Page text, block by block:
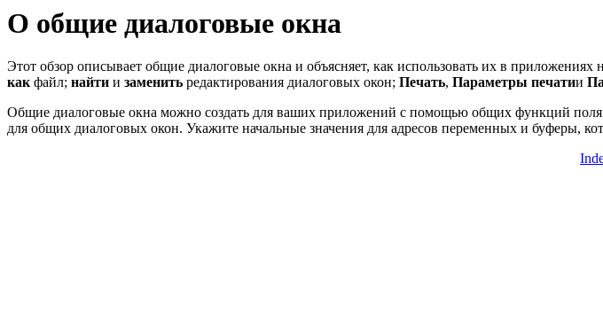
О общие диалоговые окна
Этот обзор описывает общие диалоговые окна и объясняет, как использовать их в
какфайл; найти и заменить редактирования диалоговых окон; Печать, Параметры печатии
Общие диалоговые окна можно создать для ваших приложений с помощью общих функций
для общих диалоговых окон. Укажите начальные значения для адресов переменных и буферы,